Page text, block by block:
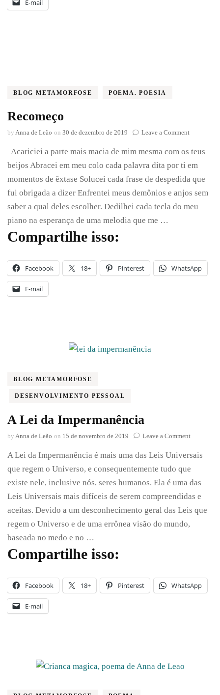
E-mail
BLOG METAMORFOSE POEMA. POESIA
Recomeço
by Anna de Leão on 30 de dezembro de 2019 Leave a Commenton
Acariciei a parte mais macia de mim mesma com os teus
beijos Abracei em meu colo cada palavra dita por ti em
momentos de êxtase Solucei cada frase de despedida que
fui obrigada a dizer Enfrentei meus demônios e anjos sem
saber a qual deles escolher. Dedilhei cada tecla do meu
piano na esperança de uma melodia que me …
Compartilhe isso:
Facebook 18+ Pinterest WhatsApp
E-mail
BLOG METAMORFOSE
DESENVOLVIMENTO PESSOAL
A Lei da Impermanência
by Anna de Leão on 15 de novembro de 2019 Leave a Commenton
Lei
A Lei da Impermanência é mais uma das Leis Universais
que regem o Universo, e consequentemente tudo que
existe nele, inclusive nós, seres humanos. Ela é uma das
Leis Universais mais difíceis de serem compreendidas e
aceitas. Devido a um desconhecimento geral das Leis que
regem o Universo e de uma errônea visão do mundo,
baseada no medo e no …
Compartilhe isso:
Facebook 18+ Pinterest WhatsApp
E-mail